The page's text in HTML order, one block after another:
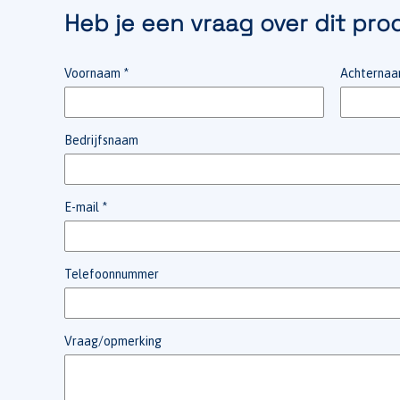
Heb je een vraag over dit